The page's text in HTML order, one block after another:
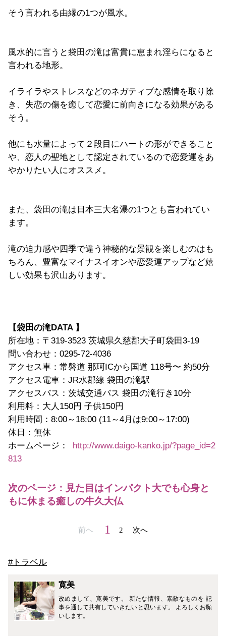
そう言われる由縁の1つが風水。
風水的に言うと袋田の滝は富貴に恵まれ淫らになると
言われる地形。
イライラやストレスなどのネガティブな感情を取り除
き、失恋の傷を癒して恋愛に前向きになる効果がある
そう。
他にも水量によって２段目にハートの形ができること
や、恋人の聖地として認定されているので恋愛運をあ
やかりたい人にオススメ。
また、袋田の滝は日本三大名瀑の1つとも言われてい
ます。
滝の迫力感や四季で違う神秘的な景観を楽しむのはも
ちろん、豊富なマイナスイオンや恋愛運アップなど嬉
しい効果も沢山あります。
【袋田の滝DATA 】
所在地：〒319-3523 茨城県久慈郡大子町袋田3-19
問い合わせ：0295-72-4036
アクセス車：常磐道 那珂ICから国道 118号〜 約50分
アクセス電車：JR水郡線 袋田の滝駅
アクセスバス：茨城交通バス 袋田の滝行き10分
利用料：大人150円 子供150円
利用時間：8:00～18:00 (11～4月は9:00～17:00)
休日：無休
ホームページ：
http://www.daigo-kanko.jp/?page_id=2
813
次のページ：見た目はインパクト大でも心身と
もに休まる癒しの牛久大仏
前へ 1 2 次へ
#トラベル
寛美
改めまして、寛美です。 新たな情報、素敵なものを 記
事を通して共有していきたいと思います。 よろしくお願
いします。